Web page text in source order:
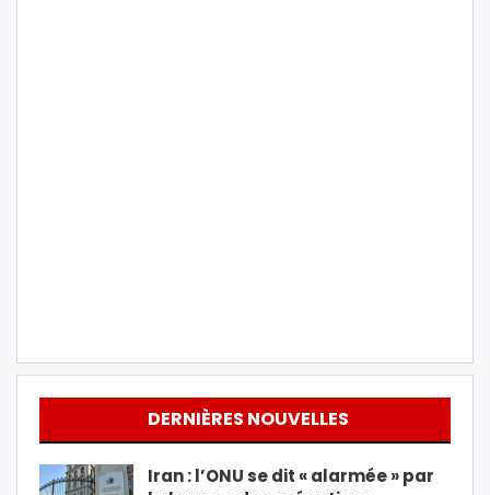
DERNIÈRES NOUVELLES
Iran : l’ONU se dit « alarmée » par